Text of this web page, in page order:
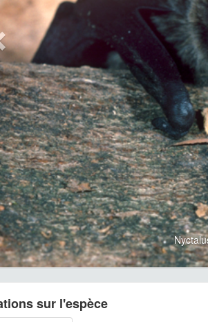
sur l'espèce